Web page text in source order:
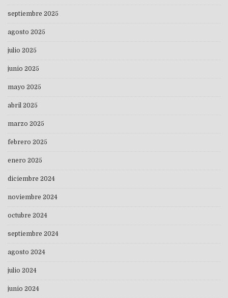
septiembre 2025
agosto 2025
julio 2025
junio 2025
mayo 2025
abril 2025
marzo 2025
febrero 2025
enero 2025
diciembre 2024
noviembre 2024
octubre 2024
septiembre 2024
agosto 2024
julio 2024
junio 2024